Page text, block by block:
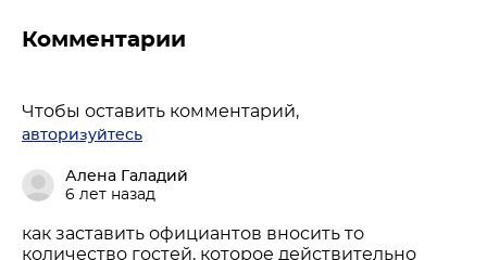
Комментарии
Чтобы оставить комментарий,
авторизуйтесь
Алена Галадий
6 лет назад
как заставить официантов вносить то
количество гостей, которое действительно